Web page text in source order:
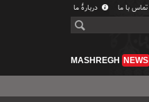
تماس با ما دربارهٔ ما
MASHREGH NEWS